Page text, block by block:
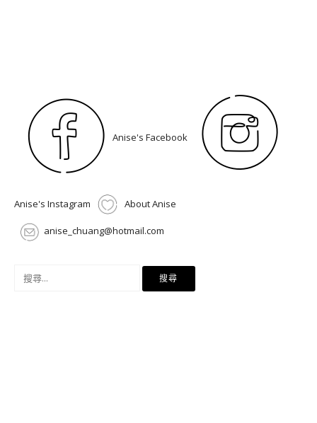
Anise's Facebook
Anise's Instagram About Anise
anise_chuang@hotmail.com